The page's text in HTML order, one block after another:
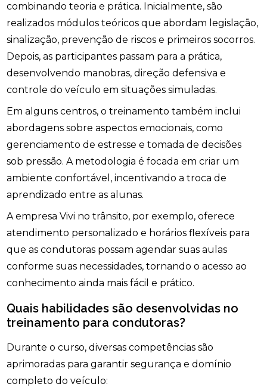
combinando teoria e prática. Inicialmente, são
realizados módulos teóricos que abordam legislação,
sinalização, prevenção de riscos e primeiros socorros.
Depois, as participantes passam para a prática,
desenvolvendo manobras, direção defensiva e
controle do veículo em situações simuladas.
Em alguns centros, o treinamento também inclui
abordagens sobre aspectos emocionais, como
gerenciamento de estresse e tomada de decisões
sob pressão. A metodologia é focada em criar um
ambiente confortável, incentivando a troca de
aprendizado entre as alunas.
A empresa Vivi no trânsito, por exemplo, oferece
atendimento personalizado e horários flexíveis para
que as condutoras possam agendar suas aulas
conforme suas necessidades, tornando o acesso ao
conhecimento ainda mais fácil e prático.
Quais habilidades são desenvolvidas no
treinamento para condutoras?
Durante o curso, diversas competências são
aprimoradas para garantir segurança e domínio
completo do veículo: